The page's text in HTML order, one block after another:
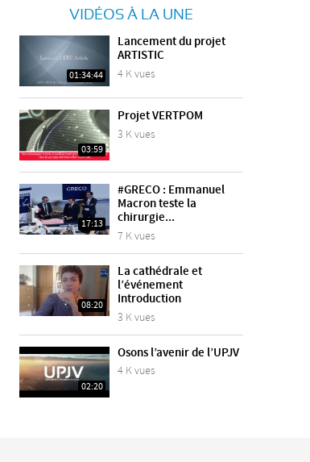
VIDÉOS À LA UNE
01:34:44
Lancement du projet
ARTISTIC
4 K vues
03:59
Projet VERTPOM
3 K vues
17:13
#GRECO : Emmanuel
Macron teste la
chirurgie...
7 K vues
08:20
La cathédrale et
l’événement
Introduction
3 K vues
02:20
Osons l’avenir de l’UPJV
4 K vues